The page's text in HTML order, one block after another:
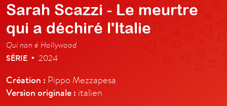
Sarah Scazzi - Le meurtre
qui a déchiré l'Italie
Qui non è Hollywood
SÉRIE • 2024
Création : Pippo Mezzapesa
Version originale : italien